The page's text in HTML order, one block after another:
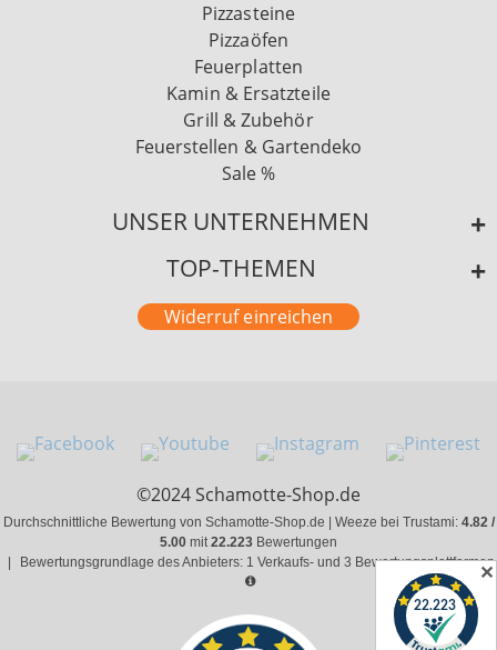
Pizzasteine
Pizzaöfen
Feuerplatten
Kamin & Ersatzteile
Grill & Zubehör
Feuerstellen & Gartendeko
Sale %
UNSER UNTERNEHMEN
TOP-THEMEN
Widerruf einreichen
©2024 Schamotte-Shop.de
Durchschnittliche Bewertung von Schamotte-Shop.de | Weeze bei Trustami: 4.82 /
5.00 mit22.223 Bewertungen
Bewertungsgrundlage des Anbieters: 1 Verkaufs- und 3 Bewertungsplattformen
✕